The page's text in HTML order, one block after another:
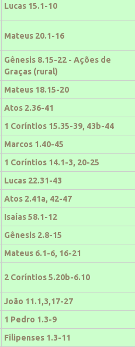
Lucas 15.1-10
Mateus 20.1-16
Gênesis 8.15-22 - Ações de
Graças (rural)
Mateus 18.15-20
Atos 2.36-41
1 Coríntios 15.35-39, 43b-44
Marcos 1.40-45
1 Coríntios 14.1-3, 20-25
Lucas 22.31-43
Atos 2.41a, 42-47
Isaías 58.1-12
Gênesis 2.8-15
Mateus 6.1-6, 16-21
2 Coríntios 5.20b-6.10
João 11.1,3,17-27
1 Pedro 1.3-9
Filipenses 1.3-11